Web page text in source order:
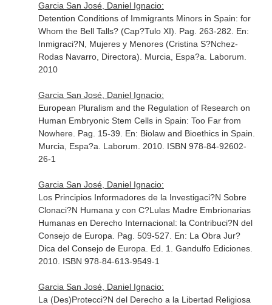
Garcia San José, Daniel Ignacio:
Detention Conditions of Immigrants Minors in Spain: for
Whom the Bell Talls? (Cap?Tulo XI). Pag. 263-282. En:
Inmigraci?N, Mujeres y Menores (Cristina S?Nchez-
Rodas Navarro, Directora) . Murcia, Espa?a. Laborum.
2010
Garcia San José, Daniel Ignacio:
European Pluralism and the Regulation of Research on
Human Embryonic Stem Cells in Spain: Too Far from
Nowhere. Pag. 15-39. En: Biolaw and Bioethics in Spain
Murcia, Espa?a. Laborum. 2010. ISBN 978-84-92602-
26-1
Garcia San José, Daniel Ignacio:
Los Principios Informadores de la Investigaci?N Sobre
Clonaci?N Humana y con C?Lulas Madre Embrionarias
Humanas en Derecho Internacional: la Contribuci?N del
Consejo de Europa. Pag. 509-527. En: La Obra Jur?
Dica del Consejo de Europa . Ed. 1. Gandulfo Ediciones.
2010. ISBN 978-84-613-9549-1
Garcia San José, Daniel Ignacio:
La (Des)Protecci?N del Derecho a la Libertad Religiosa